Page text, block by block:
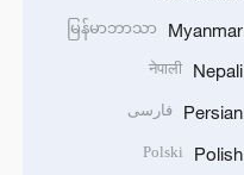
Myanmar
မြန်မာဘာသာ
Nepali
नेपाली
Persian فارسی
Polish
Polski